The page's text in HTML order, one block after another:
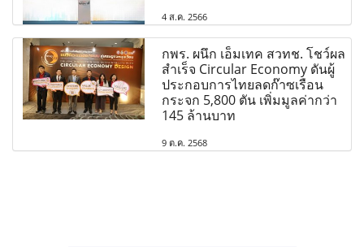
4 ส.ค. 2566
กพร. ผนึก เอ็มเทค สวทช. โชว์ผล
สำเร็จ Circular Economy ดันผู้
ประกอบการไทยลดก๊าซเรือน
กระจก 5,800 ตัน เพิ่มมูลค่ากว่า
145 ล้านบาท
9 ต.ค. 2568